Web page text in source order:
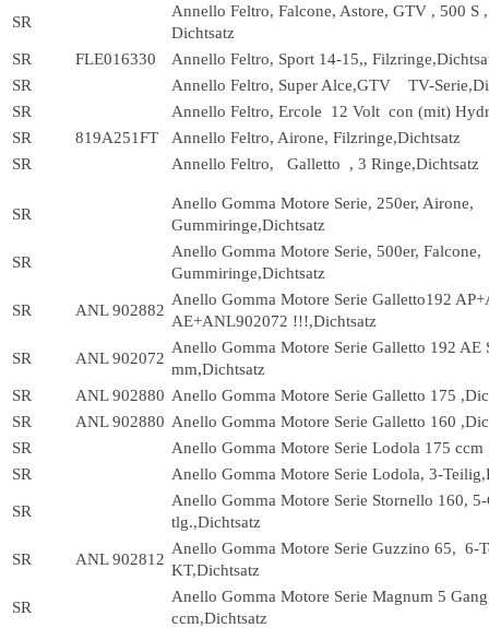
SR
Annello Feltro, Falcone, Astore, GTV , 500 S
Dichtsatz
SR
FLE016330
Annello Feltro, Sport 14-15,,
SR
Annello Feltro, Super Alce,GTV TV-
SR
Annello Feltro, Ercole 12 Volt con (mit)
SR
819A251FT
Annello Feltro, Airone, Filzringe,Dichtsatz
SR
Annello Feltro, Galletto , 3 Ringe,Dichtsatz
SR
Anello Gomma Motore Serie, 250er, Airone,
Gummiringe,Dichtsatz
SR
Anello Gomma Motore Serie, 500er, Falcone,
Gummiringe,Dichtsatz
SR ANL 902882
Anello Gomma Motore Serie Galletto192
AE+ANL902072 !!!,Dichtsatz
SR ANL 902072
Anello Gomma Motore Serie Galletto 192 AE
mm,Dichtsatz
SR
ANL 902880 Anello Gomma Motore Serie Galletto 175
SR
ANL 902880 Anello Gomma Motore Serie Galletto 160
SR
Anello Gomma Motore Serie Lodola 175 ccm
SR
Anello Gomma Motore Serie Lodola, 3-
SR
Anello Gomma Motore Serie Stornello 160,
tlg.,Dichtsatz
SR ANL 902812
Anello Gomma Motore Serie Guzzino 65, 6-
KT,Dichtsatz
SR
Anello Gomma Motore Serie Magnum 5
ccm,Dichtsatz